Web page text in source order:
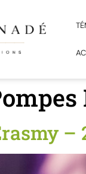
–